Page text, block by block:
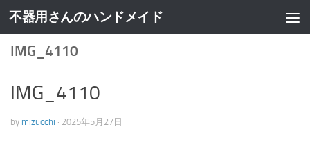
不器用さんのハンドメイド
IMG_4110
IMG_4110
by mizucchi · 2025年5月27日